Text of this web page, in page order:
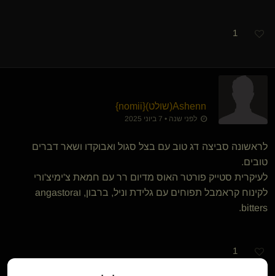
1
Ashenn​(שולט) ​{
nomii
}
לפני שנה • 7 ביוני 2025
לראשונה סביצה דג טוב עם בצל סגול ואבוקדו ושאר דברים
טובים.
לעיקרית סטייק פורטר האוס מדיום רר עם חמאת צ'ימיצ'ורי
לקינוח קראמבל תפוחים עם גלידת וניל, ברבון, וangastora
bitters.
1